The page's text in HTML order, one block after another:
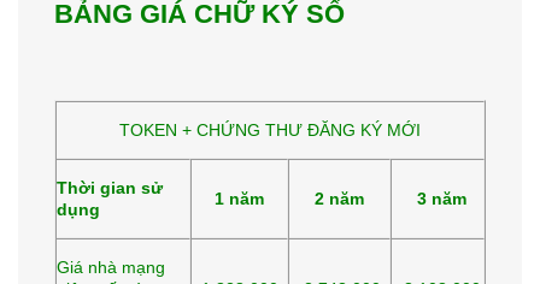
BẢNG GIÁ CHỮ KÝ SỐ
TOKEN + CHỨNG THƯ ĐĂNG KÝ MỚI
Thời gian sử
dụng
1 năm 2 năm 3 năm
Giá nhà mạng